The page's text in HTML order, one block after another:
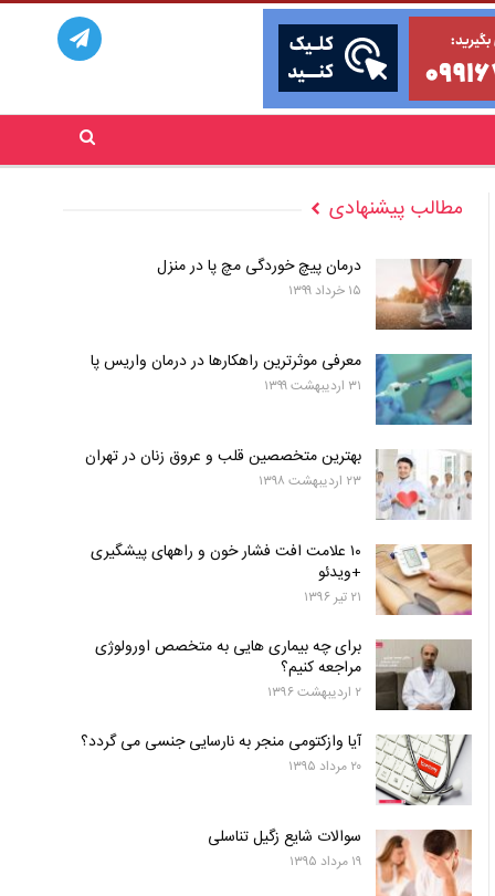
مطالب پیشنهادی
درمان پیچ خوردگی مچ پا در منزل
۱۵ خرداد ۱۳۹۹
معرفی موثرترین راهکارها در درمان واریس پا
۳۱ اردیبهشت ۱۳۹۹
بهترین متخصصین قلب و عروق زنان در تهران
۲۳ اردیبهشت ۱۳۹۸
۱۰ علامت افت فشار خون و راههای پیشگیری
+ویدئو
۲۱ تیر ۱۳۹۶
برای چه بیماری هایی به متخصص اورولوژی
مراجعه کنیم؟
۲ اردیبهشت ۱۳۹۶
آیا وازکتومی منجر به نارسایی جنسی می گردد؟
۲۰ مرداد ۱۳۹۵
سوالات شایع زگیل تناسلی
۱۹ مرداد ۱۳۹۵